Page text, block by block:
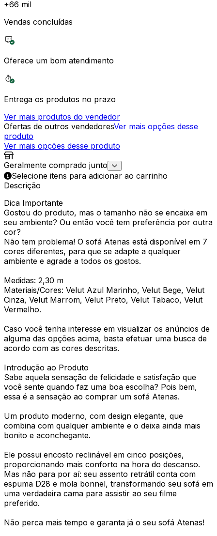
+66 mil
Vendas concluídas
Oferece um bom atendimento
Entrega os produtos no prazo
Ver mais produtos do vendedor
Ofertas de outros vendedoresVer mais opções desse
produto
Ver mais opções desse produto
Geralmente comprado junto
Selecione itens para adicionar ao carrinho
Descrição
Dica Importante
Gostou do produto, mas o tamanho não se encaixa em
seu ambiente? Ou então você tem preferência por outra
cor?
Não tem problema! O sofá Atenas está disponível em 7
cores diferentes, para que se adapte a qualquer
ambiente e agrade a todos os gostos.
Medidas: 2,30 m
Materiais/Cores: Velut Azul Marinho, Velut Bege, Velut
Cinza, Velut Marrom, Velut Preto, Velut Tabaco, Velut
Vermelho.
Caso você tenha interesse em visualizar os anúncios de
alguma das opções acima, basta efetuar uma busca de
acordo com as cores descritas.
Introdução ao Produto
Sabe aquela sensação de felicidade e satisfação que
você sente quando faz uma boa escolha? Pois bem,
essa é a sensação ao comprar um sofá Atenas.
Um produto moderno, com design elegante, que
combina com qualquer ambiente e o deixa ainda mais
bonito e aconchegante.
Ele possui encosto reclinável em cinco posições,
proporcionando mais conforto na hora do descanso.
Mas não para por aí: seu assento retrátil conta com
espuma D28 e mola bonnel, transformando seu sofá em
uma verdadeira cama para assistir ao seu filme
preferido.
Não perca mais tempo e garanta já o seu sofá Atenas!